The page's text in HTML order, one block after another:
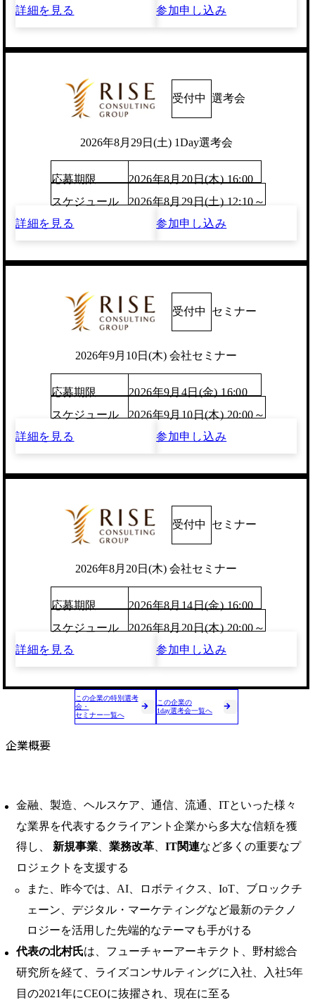
詳細を見る
参加申し込み
受付中 選考会
2026年8月29日(土) 1Day選考会
応募期限
2026年8月20日(木) 16:00
スケジュール
2026年8月29日(土) 12:10～
詳細を見る
参加申し込み
受付中 セミナー
2026年9月10日(木) 会社セミナー
応募期限
2026年9月4日(金) 16:00
スケジュール
2026年9月10日(木) 20:00～
詳細を見る
参加申し込み
受付中 セミナー
2026年8月20日(木) 会社セミナー
応募期限
2026年8月14日(金) 16:00
スケジュール
2026年8月20日(木) 20:00～
詳細を見る
参加申し込み
この企業の特別選考
会・
セミナー一覧へ
この企業の
1day選考会一覧へ
企業概要
金融、製造、ヘルスケア、通信、流通、ITといった様々
な業界を代表するクライアント企業から多大な信頼を獲
得し、 新規事業 業務改革 IT関連など多くの重要なプ
ロジェクトを支援する
また、昨今では、AI、ロボティクス、IoT、ブロックチ
ェーン、デジタル・マーケティングなど最新のテクノ
ロジーを活用した先端的なテーマも手がける
代表の北村氏は、フューチャーアーキテクト、野村総合
研究所を経て、ライズコンサルティングに入社、入社5年
目の2021年にCEOに抜擢され、現在に至る